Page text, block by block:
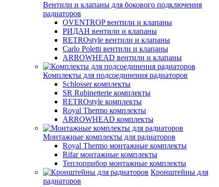
Вентили и клапаны для бокового подключения
радиаторов
OVENTROP вентили и клапаны
РИДАН вентили и клапаны
RETROstyle вентили и клапаны
Carlo Poletti вентили и клапаны
ARROWHEAD вентили и клапаны
Комплекты для подсоединения радиаторов
Schlosser комплекты
SR Rubinetterie комплекты
RETROstyle комплекты
Royal Thermo комплекты
ARROWHEAD комплекты
Монтажные комплекты для радиаторов
Royal Thermo монтажные комплекты
Rifar монтажные комплекты
Теплоприбор монтажные комплекты
Кронштейны для
радиаторов